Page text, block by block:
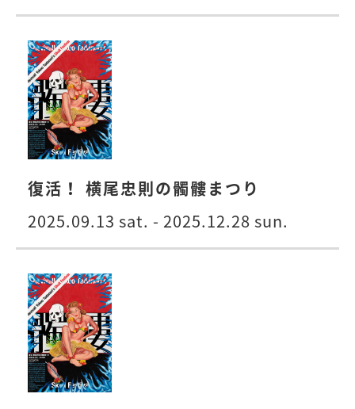
復活！ 横尾忠則の髑髏まつり
2025.09.13 sat. - 2025.12.28 sun.